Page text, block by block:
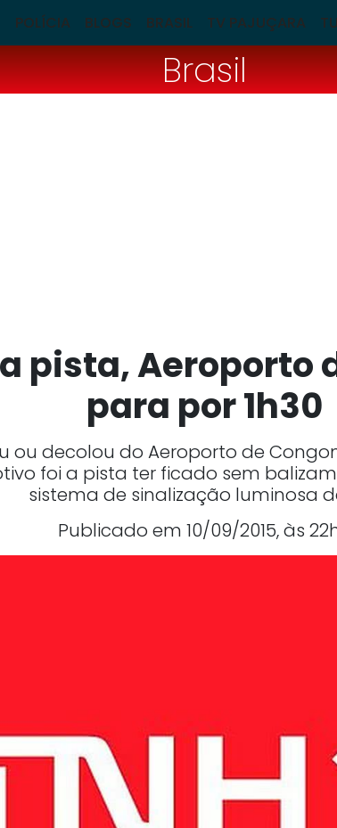
POLÍCIA BLOGS BRASIL TV PAJUÇARA
Brasil
pista, Aeroporto
para por 1h30
ou decolou do Aeroporto de
foi a pista ter ficado sem
sistema de sinalização luminosa
Publicado em 10/09/2015, às